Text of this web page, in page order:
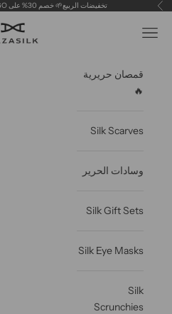
تخطى الى المحتوى
سابق تخفيضات الربيع🌱 خصم 30% على BOGO مع الرمز:
VAZASILK فتح قائمة التنقل
قمصان حريرية
🔥
Silk Scarves
وسادات الحرير
Silk Gift Sets
Silk Eye Masks
Silk
Scrunchies